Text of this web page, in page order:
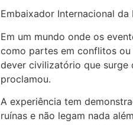
Embaixador Internacional da
Em um mundo onde os
como partes em conflitos ou
dever civilizatório que surge
proclamou.
A experiência tem
ruínas e não legam nada